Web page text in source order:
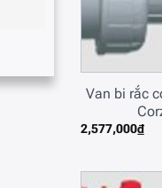
Van bi rắc
2,577,000₫